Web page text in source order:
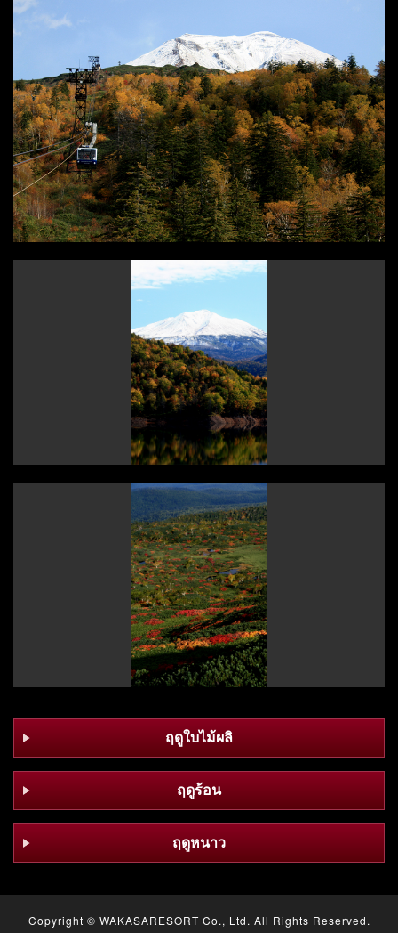
ฤดูใบไม้ผลิ
ฤดูร้อน
ฤดูหนาว
Copyright © WAKASARESORT Co., Ltd. All Rights Reserved.